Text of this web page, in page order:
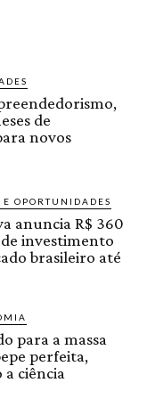
de
novos
E OPORTUNIDADES
anuncia R$ 360
investimento
brasileiro até
para a massa
perfeita,
a ciência